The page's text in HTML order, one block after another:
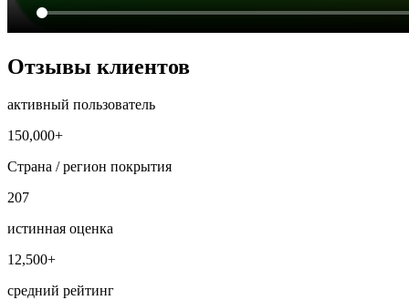
Отзывы клиентов
активный пользователь
150,000+
Страна / регион покрытия
207
истинная оценка
12,500+
средний рейтинг